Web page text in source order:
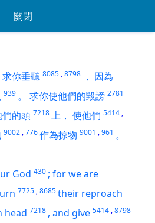
關閉
求你垂聽 8085 ,8798 ， 因為
939 。 求你使他們的毀謗 2781
們的頭 7218上， 使他們 5414 ,
9002 ,776作為掠物 9001 ,961 。
God 430 ; for we are
7725 ,8685their reproach
head 7218 , and give 5414 ,8798